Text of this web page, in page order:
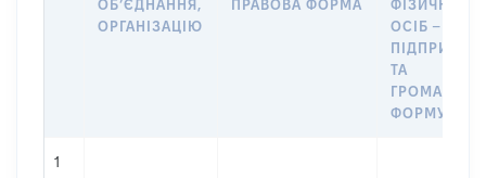
ОБʼЄДНАННЯ,
ОРГАНІЗАЦІЮ
ПРАВОВА ФОРМА
ФІЗИЧНИХ
ОСІБ –
ТА
1